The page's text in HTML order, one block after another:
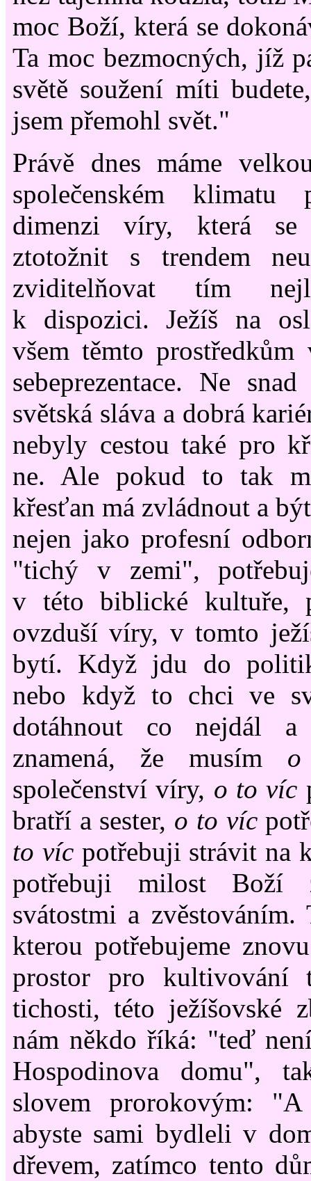
moc Boží, která se
Ta moc bezmocných, jíž
světě soužení míti
jsem přemohl svět."
Právě dnes máme
společenském
dimenzi víry, která
ztotožnit s trendem
zviditelňovat tím
k dispozici. Ježíš na
všem těmto
sebeprezentace. Ne
světská sláva a dobrá
nebyly cestou také pro
ne. Ale pokud to tak
křesťan má zvládnout a
nejen jako profesní
"tichý v zemi",
v této biblické kultuře,
ovzduší víry, v tomto
bytí. Když jdu do
nebo když to chci ve
dotáhnout co nejdál
znamená, že musím
společenství víry, o to víc
bratří a sester, o to víc
to vícpotřebuji strávit na
potřebuji milost Boží
svátostmi a
kterou potřebujeme
prostor pro kultivování
tichosti, této ježíšovské
nám někdo říká: "teď
Hospodinova domu",
slovem prorokovým:
abyste sami bydleli v
dřevem, zatímco tento